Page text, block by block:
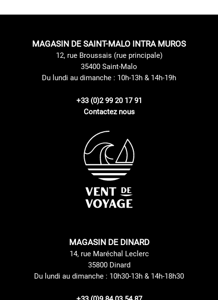
MAGASIN DE SAINT-MALO INTRA MUROS
12, rue Broussais (rue principale)
35400 Saint-Malo
Du lundi au dimanche : 10h-13h & 14h-19h
+33 (0)2 99 20 17 91
Contactez nous
MAGASIN DE DINARD
14, rue Maréchal Leclerc
35800 Dinard
Du lundi au dimanche : 10h30-13h & 14h-18h30